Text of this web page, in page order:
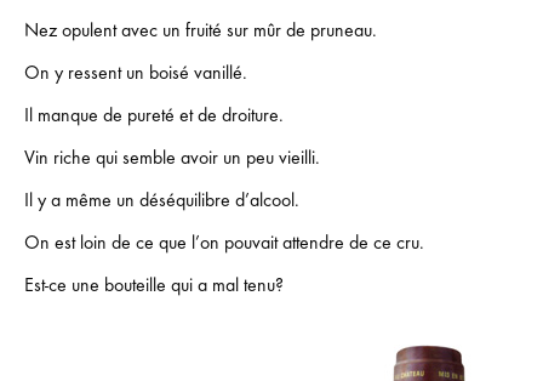
Nez opulent avec un fruité sur mûr de pruneau.
On y ressent un boisé vanillé.
Il manque de pureté et de droiture.
Vin riche qui semble avoir un peu vieilli.
Il y a même un déséquilibre d’alcool.
On est loin de ce que l’on pouvait attendre de ce cru.
Est-ce une bouteille qui a mal tenu?